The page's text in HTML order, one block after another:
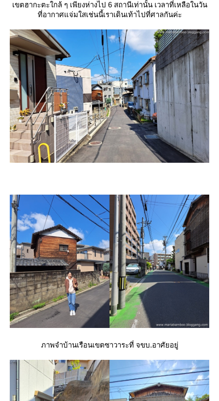
เขตฮากะตะใกล้ ๆ เพียงห่างไป 6 สถานีเท่านั้น เวลาที่เหลือในวัน
ที่อากาศแจ่มใสเช่นนี้เราเดินเท้าไปที่ศาลกันค่ะ
ภาพจำบ้านเรือนเขตซาวาระที่ จขบ.อาศัยอยู่